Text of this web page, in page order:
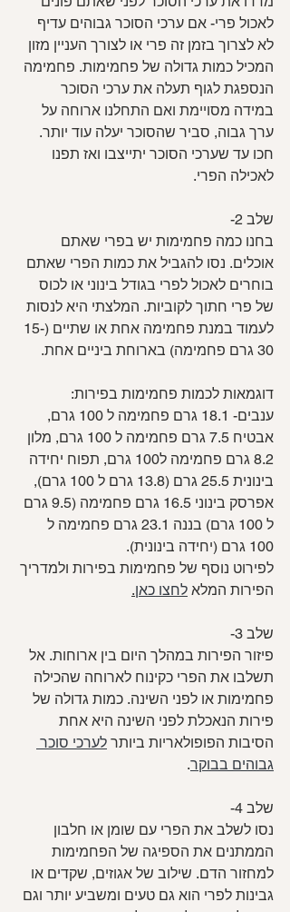
לאכול פרי- אם ערכי הסוכר גבוהים עדיף
לא לצרוך בזמן זה פרי או לצורך העניין מזון
המכיל כמות גדולה של פחמימות. פחמימה
הנספגת לגוף תעלה את ערכי הסוכר
במידה מסויימת ואם התחלנו ארוחה על
ערך גבוה, סביר שהסוכר יעלה עוד יותר.
חכו עד שערכי הסוכר יתייצבו ואז תפנו
לאכילה הפרי.
שלב 2-
בחנו כמה פחמימות יש בפרי שאתם
אוכלים. נסו להגביל את כמות הפרי שאתם
בוחרים לאכול לפרי בגודל בינוני או לכוס
של פרי חתוך לקוביות. המלצתי היא לנסות
לעמוד במנת פחמימה אחת או שתיים (15-
30 גרם פחמימה) בארוחת ביניים אחת.
דוגמאות לכמות פחמימות בפירות:
ענבים- 18.1 גרם פחמימה ל 100 גרם,
אבטיח 7.5 גרם פחמימה ל 100 גרם, מלון
8.2 גרם פחמימה ל100 גרם, תפוח יחידה
בינונית 25.5 גרם (13.8 גרם ל 100 גרם),
אפרסק בינוני 16.5 גרם פחמימה (9.5 גרם
ל 100 גרם) בננה 23.1 גרם פחמימה ל
100 גרם (יחידה בינונית).
לפירוט נוסף של פחמימות בפירות ולמדריך
הפירות המלא לחצו כאן.
שלב 3-
פיזור הפירות במהלך היום בין ארוחות. אל
תשלבו את הפרי כקינוח לארוחה שהכילה
פחמימות או לפני השינה. כמות גדולה של
פירות הנאכלת לפני השינה היא אחת
הסיבות הפופולאריות ביותר לערכי סוכר
גבוהים בבוקר.
שלב 4-
נסו לשלב את הפרי עם שומן או חלבון
הממתנים את הספיגה של הפחמימות
למחזור הדם. שילוב של אגוזים, שקדים או
גבינות לפרי הוא גם טעים ומשביע יותר וגם